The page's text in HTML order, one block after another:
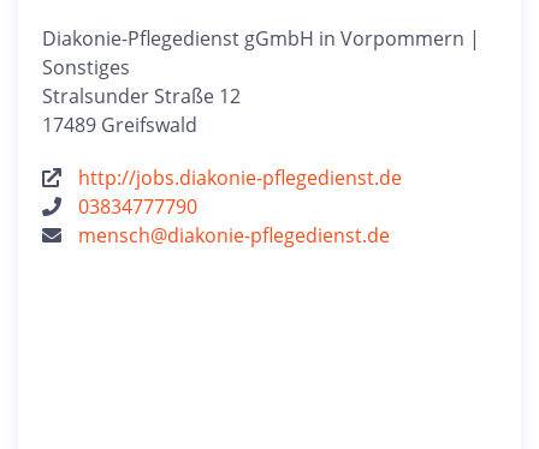
Diakonie-Pflegedienst gGmbH in Vorpommern |
Sonstiges
Stralsunder Straße 12
17489 Greifswald
http://jobs.diakonie-pflegedienst.de
03834777790
mensch@diakonie-pflegedienst.de